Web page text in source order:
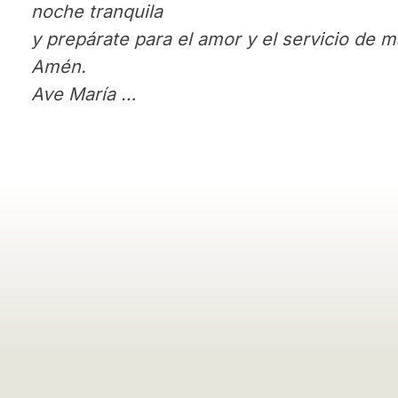
noche tranquila
y prepárate para el amor y el servicio de
Amén.
Ave María …